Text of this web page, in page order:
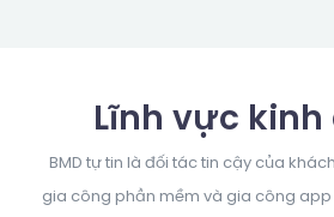
Lĩnh vực kinh
BMD tự tin là đối tác tin cậy của
gia công phần mềm và gia công